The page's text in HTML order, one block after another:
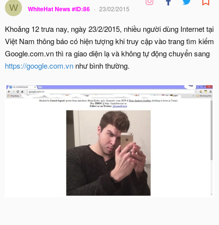
W WhiteHat News #ID:86 23/02/2015
Khoảng 12 trưa nay, ngày 23/2/2015, nhiều người dùng Internet tại
Việt Nam thông báo có hiện tượng khi truy cập vào trang tìm kiếm
Google.com.vn thì ra giao diện lạ và không tự động chuyển sang
https://google.com.vn như bình thường.